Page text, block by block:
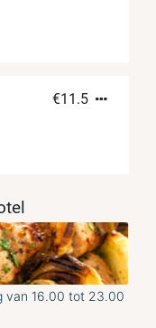
€11.5
van 16.00 tot 23.00